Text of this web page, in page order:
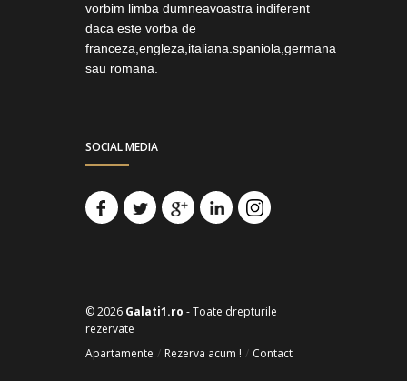
vorbim limba dumneavoastra indiferent
daca este vorba de
franceza,engleza,italiana.spaniola,germana
sau romana.
SOCIAL MEDIA
© 2026 Galati1.ro - Toate drepturile
rezervate
Apartamente / Rezerva acum ! / Contact